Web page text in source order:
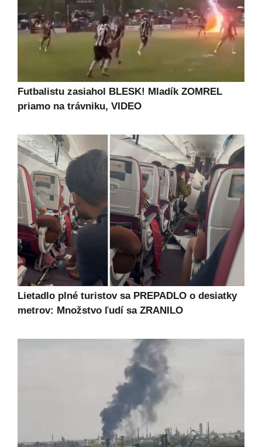
Futbalistu zasiahol BLESK! Mladík ZOMREL
priamo na trávniku, VIDEO
Lietadlo plné turistov sa PREPADLO o desiatky
metrov: Množstvo ľudí sa ZRANILO